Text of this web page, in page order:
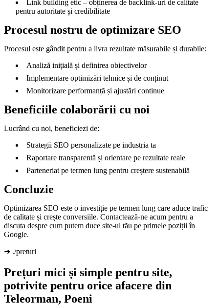
Link building etic – obținerea de backlink-uri de calitate
pentru autoritate și credibilitate
Procesul nostru de optimizare SEO
Procesul este gândit pentru a livra rezultate măsurabile și durabile:
Analiză inițială și definirea obiectivelor
Implementare optimizări tehnice și de conținut
Monitorizare performanță și ajustări continue
Beneficiile colaborării cu noi
Lucrând cu noi, beneficiezi de:
Strategii SEO personalizate pe industria ta
Raportare transparentă și orientare pe rezultate reale
Parteneriat pe termen lung pentru creștere sustenabilă
Concluzie
Optimizarea SEO este o investiție pe termen lung care aduce trafic
de calitate și crește conversiile. Contactează-ne acum pentru a
discuta despre cum putem duce site-ul tău pe primele poziții în
Google.
➜ ./preturi
Prețuri mici și simple pentru site,
potrivite pentru orice afacere din
Teleorman, Poeni